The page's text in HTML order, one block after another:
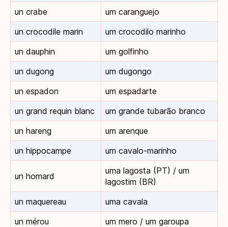
un crabe
um caranguejo
un crocodile marin
um crocodilo marinho
un dauphin
um golfinho
un dugong
um dugongo
un espadon
um espadarte
un grand requin blanc
um grande tubarão branco
un hareng
um arenque
un hippocampe
um cavalo-marinho
un homard
uma lagosta (PT) / um
lagostim (BR)
un maquereau
uma cavala
un mérou
um mero / um garoupa